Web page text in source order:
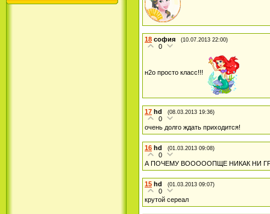
18 софия (10.07.2013 22:00)
0
н2о просто класс!!!
17 hd (08.03.2013 19:36)
0
очень долго ждать приходится!
16 hd (01.03.2013 09:08)
0
А ПОЧЕМУ ВОООООПЩЕ НИКАК НИ
15 hd (01.03.2013 09:07)
0
крутой сереал